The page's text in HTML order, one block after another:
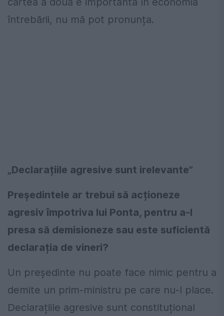
întrebării, nu mă pot pronunța.
„Declarațiile agresive sunt irelevante”
Președintele ar trebui să acționeze
agresiv împotriva lui Ponta, pentru a-l
presa să demisioneze sau este suficientă
declarația de vineri?
Un președinte nu poate face nimic pentru a
demite un prim-ministru pe care nu-l place.
Declarațiile agresive sunt constituțional